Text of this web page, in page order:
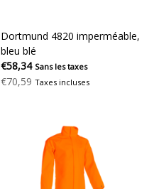
Dortmund 4820 imperméable,
bleu blé
€58,34 Sans les taxes
€70,59 Taxes incluses